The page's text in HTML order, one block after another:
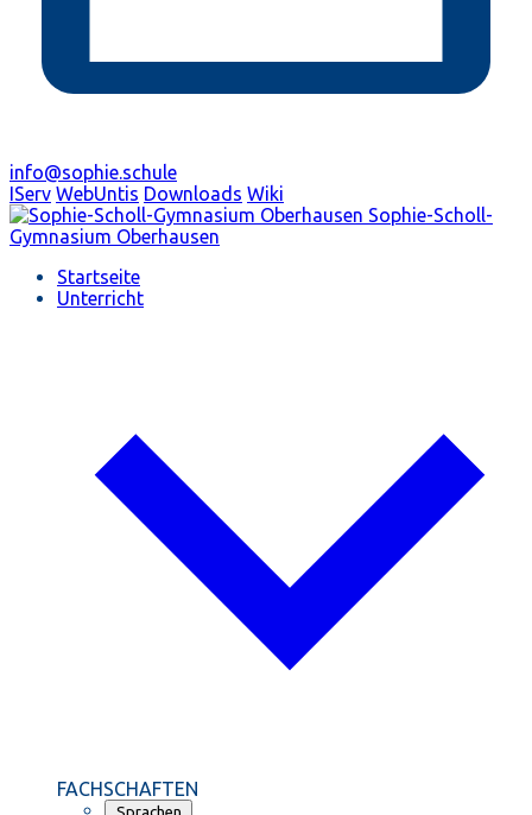
info@sophie.schule
IServ WebUntis Downloads Wiki
Sophie-Scholl-
Gymnasium Oberhausen
Startseite
Unterricht
FACHSCHAFTEN